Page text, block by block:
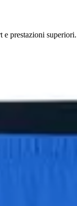
prestazioni superiori.